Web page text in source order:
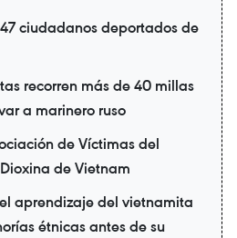
ciudadanos deportados de
recorren más de 40 millas
a marinero ruso
de Víctimas del
de Vietnam
aprendizaje del vietnamita
étnicas antes de su